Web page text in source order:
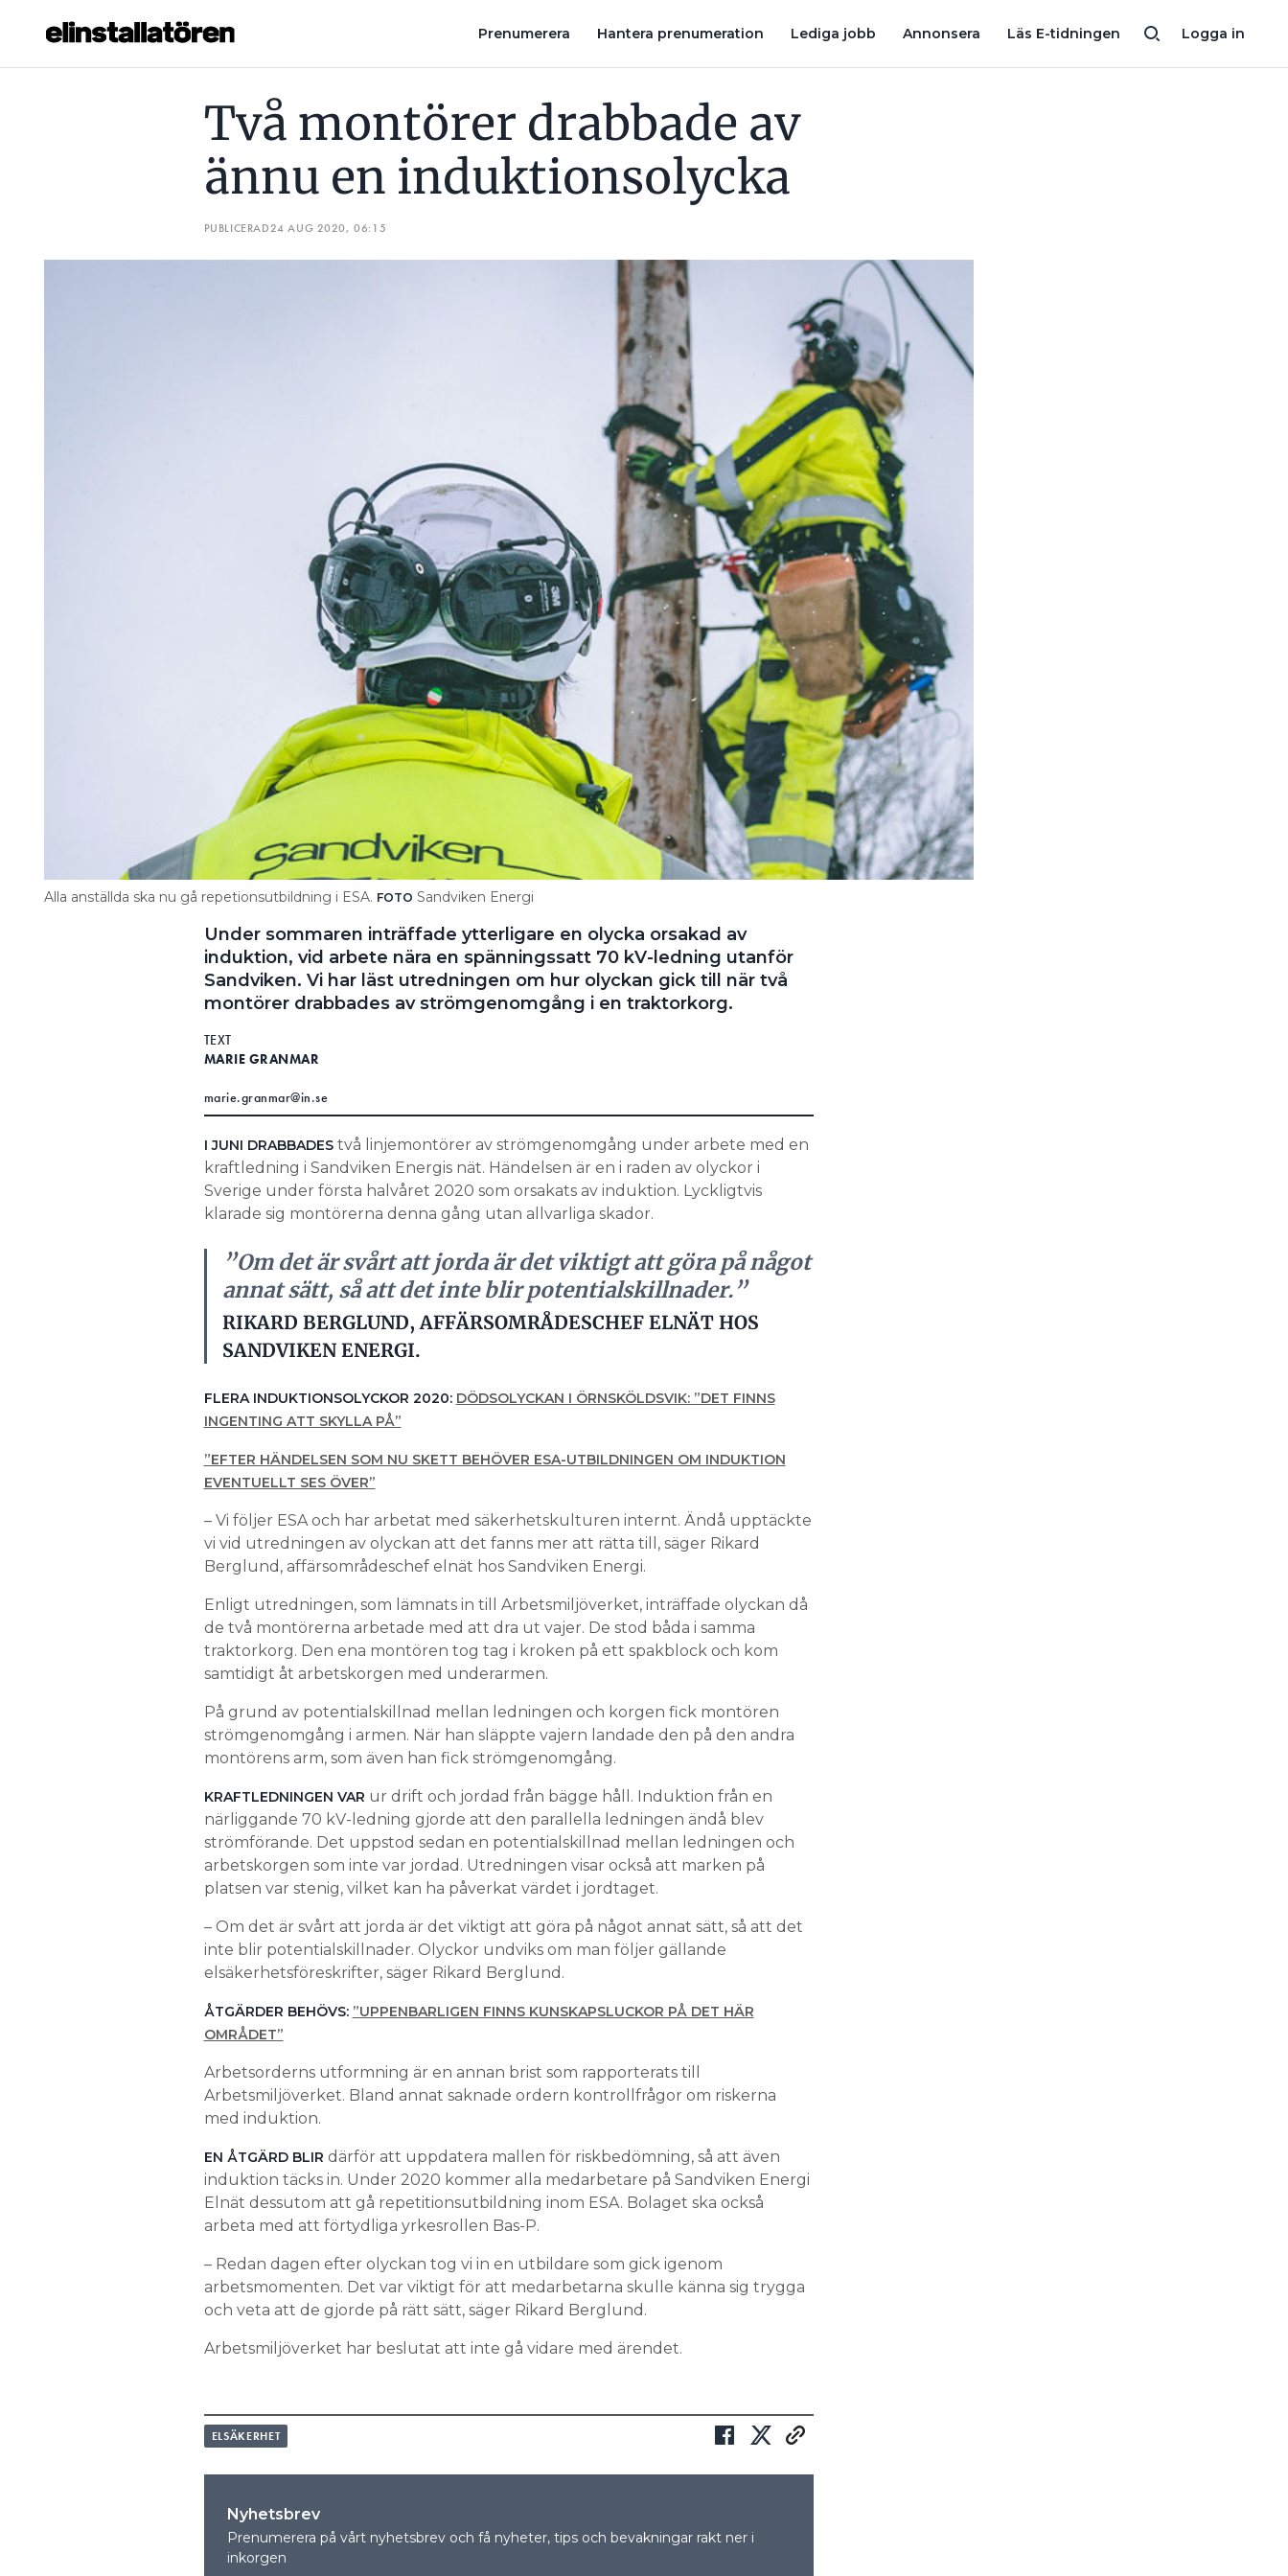
Logga in
Prenumerera Hantera prenumeration Lediga jobb Annonsera Läs E-tidningen
Hantera prenumeration
Två montörer drabbade av
ännu en induktionsolycka
PUBLICERAD24 AUG 2020, 06:15
Alla anställda ska nu gå repetionsutbildning i ESA. FOTO Sandviken Energi
Under sommaren inträffade ytterligare en olycka orsakad av
induktion, vid arbete nära en spänningssatt 70 kV-ledning utanför
Sandviken. Vi har läst utredningen om hur olyckan gick till när två
montörer drabbades av strömgenomgång i en traktorkorg.
TEXT
MARIE GRANMAR
marie.granmar@in.se
I JUNI DRABBADEStvå linjemontörer av strömgenomgång under arbete med en
kraftledning i Sandviken Energis nät. Händelsen är en i raden av olyckor i
Sverige under första halvåret 2020 som orsakats av induktion. Lyckligtvis
klarade sig montörerna denna gång utan allvarliga skador.
”Om det är svårt att jorda är det viktigt att göra på något
annat sätt, så att det inte blir potentialskillnader.”
RIKARD BERGLUND, AFFÄRSOMRÅDESCHEF ELNÄT HOS
SANDVIKEN ENERGI.
FLERA INDUKTIONSOLYCKOR 2020: DÖDSOLYCKAN I ÖRNSKÖLDSVIK: ”DET FINNS
INGENTING ATT SKYLLA PÅ”
”EFTER HÄNDELSEN SOM NU SKETT BEHÖVER ESA-UTBILDNINGEN OM INDUKTION
EVENTUELLT SES ÖVER”
– Vi följer ESA och har arbetat med säkerhetskulturen internt. Ändå upptäckte
vi vid utredningen av olyckan att det fanns mer att rätta till, säger Rikard
Berglund, affärsområdeschef elnät hos Sandviken Energi.
Enligt utredningen, som lämnats in till Arbetsmiljöverket, inträffade olyckan då
de två montörerna arbetade med att dra ut vajer. De stod båda i samma
traktorkorg. Den ena montören tog tag i kroken på ett spakblock och kom
samtidigt åt arbetskorgen med underarmen.
På grund av potentialskillnad mellan ledningen och korgen fick montören
strömgenomgång i armen. När han släppte vajern landade den på den andra
montörens arm, som även han fick strömgenomgång.
KRAFTLEDNINGEN VAR ur drift och jordad från bägge håll. Induktion från en
närliggande 70 kV-ledning gjorde att den parallella ledningen ändå blev
strömförande. Det uppstod sedan en potentialskillnad mellan ledningen och
arbetskorgen som inte var jordad. Utredningen visar också att marken på
platsen var stenig, vilket kan ha påverkat värdet i jordtaget.
– Om det är svårt att jorda är det viktigt att göra på något annat sätt, så att det
inte blir potentialskillnader. Olyckor undviks om man följer gällande
elsäkerhetsföreskrifter, säger Rikard Berglund.
ÅTGÄRDER BEHÖVS: ”UPPENBARLIGEN FINNS KUNSKAPSLUCKOR PÅ DET HÄR
OMRÅDET”
Arbetsorderns utformning är en annan brist som rapporterats till
Arbetsmiljöverket. Bland annat saknade ordern kontrollfrågor om riskerna
med induktion.
EN ÅTGÄRD BLIR därför att uppdatera mallen för riskbedömning, så att även
induktion täcks in. Under 2020 kommer alla medarbetare på Sandviken Energi
Elnät dessutom att gå repetitionsutbildning inom ESA. Bolaget ska också
arbeta med att förtydliga yrkesrollen Bas-P.
– Redan dagen efter olyckan tog vi in en utbildare som gick igenom
arbetsmomenten. Det var viktigt för att medarbetarna skulle känna sig trygga
och veta att de gjorde på rätt sätt, säger Rikard Berglund.
Arbetsmiljöverket har beslutat att inte gå vidare med ärendet.
ELSÄKERHET
Nyhetsbrev
Prenumerera på vårt nyhetsbrev och få nyheter, tips och bevakningar rakt ner i
inkorgen
TVÅ MONTÖRER DRABBADE AV ÄNNU EN INDUKTIONSOLYCKA STORMEN LOUIS: ”NÄSTAN ALLA HADE STRÖM DAGEN EFTER” MISSADE NOLLAN PÅ SERVISKABEL –